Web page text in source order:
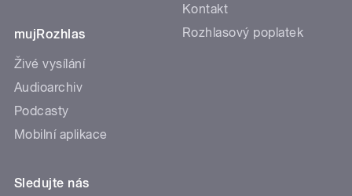
mujRozhlas
Živé vysílání
Audioarchiv
Podcasty
Mobilní aplikace
Kontakt
Rozhlasový poplatek
Sledujte nás